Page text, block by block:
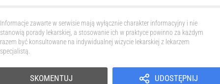
Informacje zawarte w serwisie mają wyłącznie charakter informacyjny i nie
stanowią porady lekarskiej, a stosowanie ich w praktyce powinno za każdym
razem być konsultowane na indywidualnej wizycie lekarskiej z lekarzem
specjalistą.
UDOSTĘPNIJ
SKOMENTUJ